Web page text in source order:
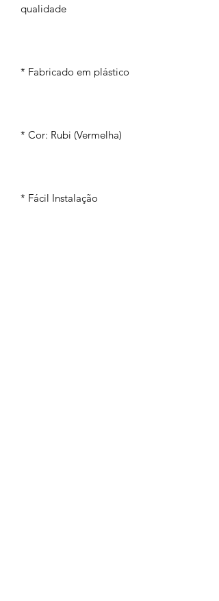
qualidade
* Fabricado em plástico
* Cor: Rubi (Vermelha)
* Fácil Instalação